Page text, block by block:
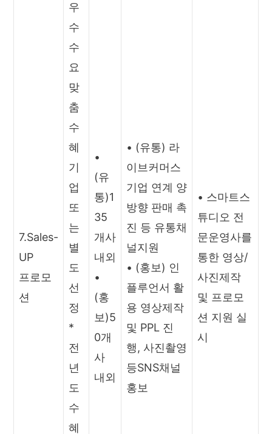
7.Sales-
UP
프로모
션
우
수
수
요
맞
춤
수
혜
기
업
또
는
별
도
선
정
*
전
년
도
수
혜
•
(유
통)1
35
개사
내외
•
(홍
보)5
0개
사
내외
• (유통) 라
이브커머스
기업 연계 양
방향 판매 촉
진 등 유통채
널지원
• (홍보) 인
플루언서 활
용 영상제작
및 PPL 진
행, 사진촬영
등SNS채널
홍보
• 스마트스
튜디오 전
문운영사를
통한 영상/
사진제작
및 프로모
션 지원 실
시